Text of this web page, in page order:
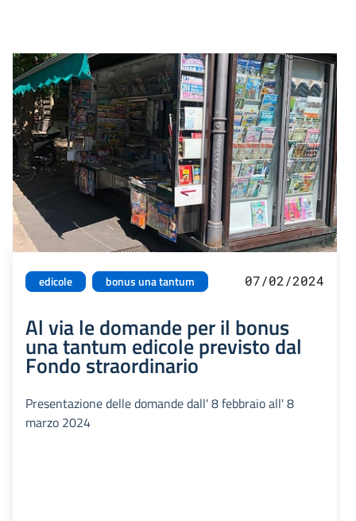
edicole bonus una tantum 07/02/2024
Al via le domande per il bonus
una tantum edicole previsto dal
Fondo straordinario
Presentazione delle domande dall' 8 febbraio all' 8
marzo 2024